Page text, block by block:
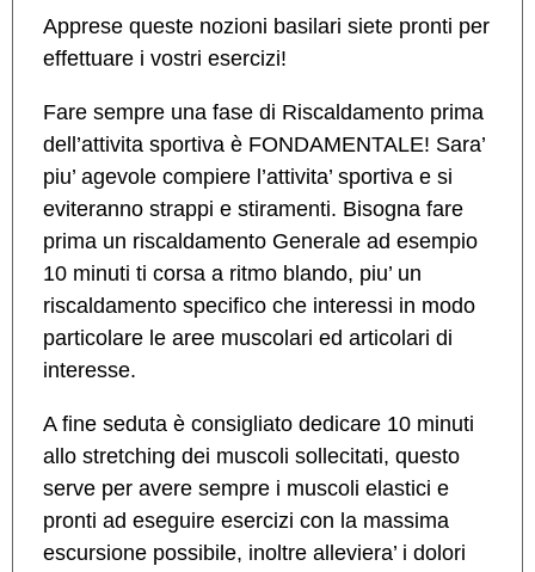
Apprese queste nozioni basilari siete pronti per
effettuare i vostri esercizi!
Fare sempre una fase di Riscaldamento prima
dell’attivita sportiva è FONDAMENTALE! Sara’
piu’ agevole compiere l’attivita’ sportiva e si
eviteranno strappi e stiramenti. Bisogna fare
prima un riscaldamento Generale ad esempio
10 minuti ti corsa a ritmo blando, piu’ un
riscaldamento specifico che interessi in modo
particolare le aree muscolari ed articolari di
interesse.
A fine seduta è consigliato dedicare 10 minuti
allo stretching dei muscoli sollecitati, questo
serve per avere sempre i muscoli elastici e
pronti ad eseguire esercizi con la massima
escursione possibile, inoltre alleviera’ i dolori